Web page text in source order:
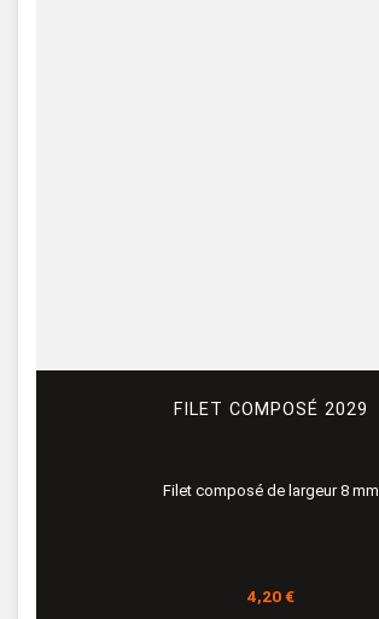
FILET COMPOSÉ 2029
Filet composé de largeur 8 mm
Prix
4,20 €